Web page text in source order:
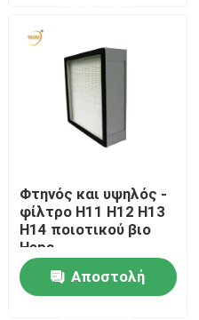
Φτηνός και υψηλός -
φίλτρο H11 H12 H13
H14 ποιοτικού βιο
Hepa
Αποστολή